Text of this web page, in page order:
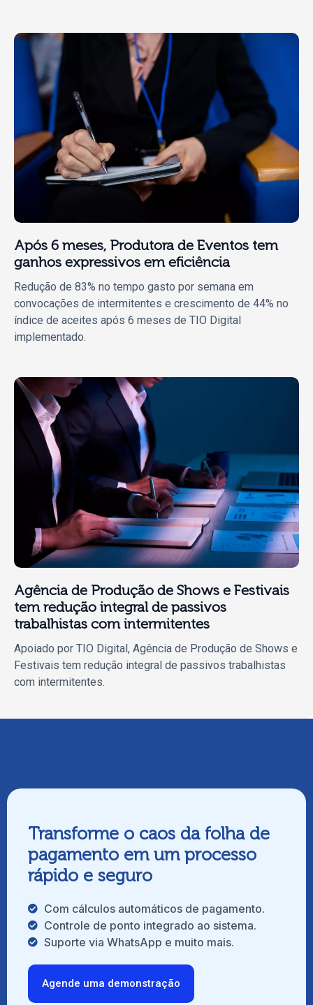
Após 6 meses, Produtora de Eventos tem
ganhos expressivos em eficiência
Redução de 83% no tempo gasto por semana em
convocações de intermitentes e crescimento de 44% no
índice de aceites após 6 meses de TIO Digital
implementado.
Agência de Produção de Shows e Festivais
tem redução integral de passivos
trabalhistas com intermitentes
Apoiado por TIO Digital, Agência de Produção de Shows e
Festivais tem redução integral de passivos trabalhistas
com intermitentes.
Transforme o caos da folha de
pagamento em um processo
rápido e seguro
Com cálculos automáticos de pagamento.
Controle de ponto integrado ao sistema.
Suporte via WhatsApp e muito mais.
Agende uma demonstração